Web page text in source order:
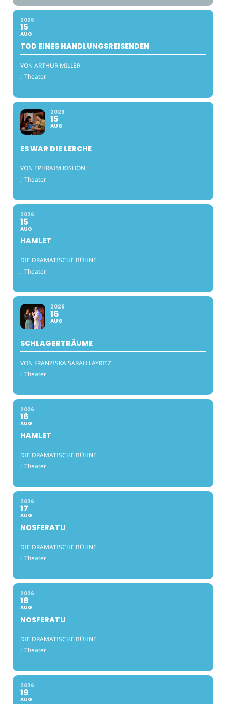
2026
15
AUG
TOD EINES HANDLUNGSREISENDEN
VON ARTHUR MILLER
: Theater
2026
15
AUG
ES WAR DIE LERCHE
VON EPHRAIM KISHON
: Theater
2026
15
AUG
HAMLET
DIE DRAMATISCHE BÜHNE
: Theater
2026
16
AUG
SCHLAGERTRÄUME
VON FRANZISKA SARAH LAYRITZ
: Theater
2026
16
AUG
HAMLET
DIE DRAMATISCHE BÜHNE
: Theater
2026
17
AUG
NOSFERATU
DIE DRAMATISCHE BÜHNE
: Theater
2026
18
AUG
NOSFERATU
DIE DRAMATISCHE BÜHNE
: Theater
2026
19
AUG